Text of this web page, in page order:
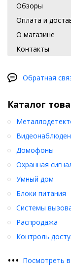
Обзоры
Оплата и
О магазине
Контакты
Обратная
Каталог
Домофоны
Охранная
Умный дом
Блоки питания
Системы
Распродажа
Контроль
••• Посмотреть